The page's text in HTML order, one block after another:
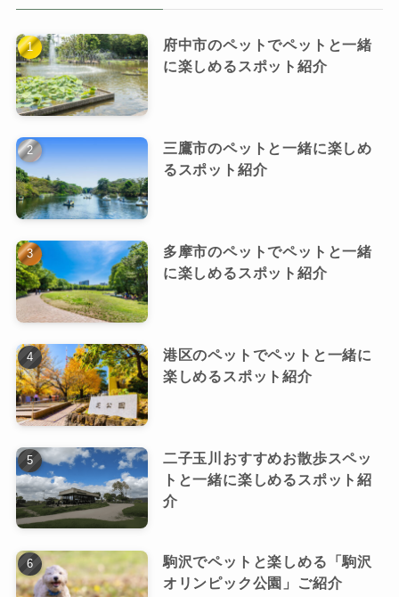
府中市のペットでペットと一緒
に楽しめるスポット紹介
三鷹市のペットと一緒に楽しめ
るスポット紹介
多摩市のペットでペットと一緒
に楽しめるスポット紹介
港区のペットでペットと一緒に
楽しめるスポット紹介
二子玉川おすすめお散歩スペッ
トと一緒に楽しめるスポット紹
介
駒沢でペットと楽しめる「駒沢
オリンピック公園」ご紹介